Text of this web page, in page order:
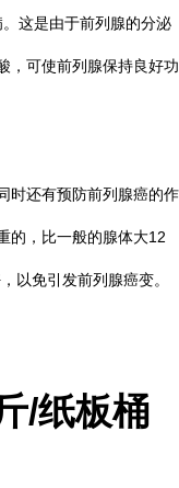
这是由于前列腺的分泌
，可使前列腺保持良好功
时还有预防前列腺癌的作
的，比一般的腺体大12
以免引发前列腺癌变。
/纸板桶